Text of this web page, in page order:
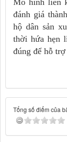
Mô hình liên
đánh giá
hộ dân sản
thời hứa hẹn
đúng để hỗ
Tổng số điểm của